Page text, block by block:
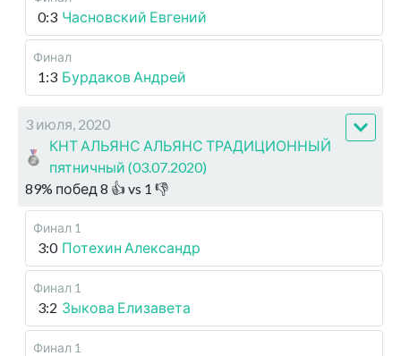
0:3 Часновский Евгений
Финал
1:3 Бурдаков Андрей
3 июля, 2020
КНТ АЛЬЯНС АЛЬЯНС ТРАДИЦИОННЫЙ
пятничный (03.07.2020)
89% побед 8 👍 vs 1 👎
Финал 1
3:0 Потехин Александр
Финал 1
3:2 Зыкова Елизавета
Финал 1